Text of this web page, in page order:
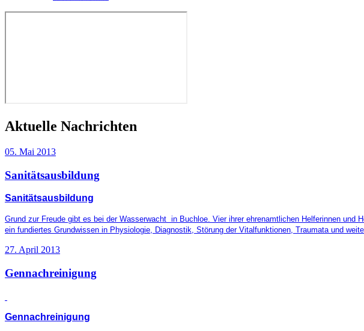
Aktuelle Nachrichten
05. Mai 2013
Sanitätsausbildung
Sanitätsausbildung
Grund zur Freude gibt es bei der Wasserwacht in Buchloe. Vier ihrer ehrenamtlichen Helferinnen und
ein fundiertes Grundwissen in Physiologie, Diagnostik, Störung der Vitalfunktionen, Traumata und
27. April 2013
Gennachreinigung
Gennachreinigung